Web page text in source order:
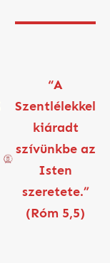
“A
Szentlélekkel
kiáradt
szívünkbe az
Isten
szeretete.”
(Róm 5,5)